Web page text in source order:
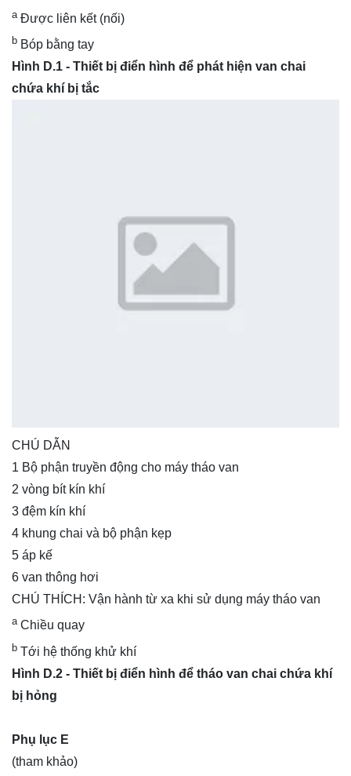
aĐược liên kết (nối)
b Bóp bằng tay
Hình D.1 - Thiết bị điển hình để phát hiện van chai
chứa khí bị tắc
CHÚ DẪN
1 Bộ phận truyền động cho máy tháo van
2 vòng bít kín khí
3 đệm kín khí
4 khung chai và bộ phận kẹp
5 áp kế
6 van thông hơi
CHÚ THÍCH: Vận hành từ xa khi sử dụng máy tháo van
aChiều quay
b Tới hệ thống khử khí
Hình D.2 - Thiết bị điển hình để tháo van chai chứa khí
bị hỏng
Phụ lục E
(tham khảo)